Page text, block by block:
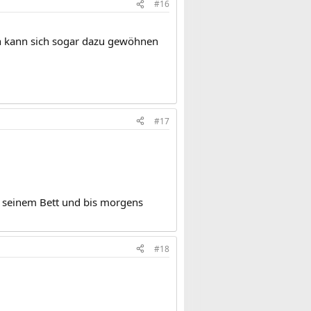
#16
sich sogar dazu gewöhnen
#17
Bett und bis morgens
#18